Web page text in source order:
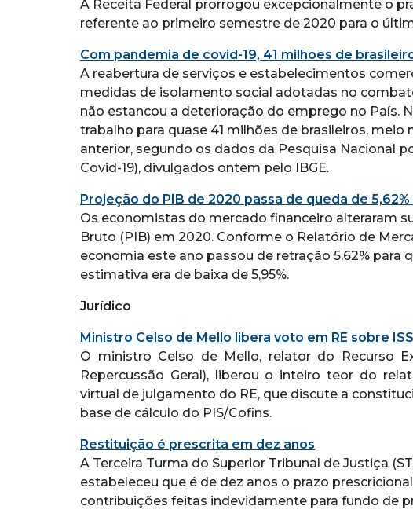
A Receita Federal prorrogou excepcionalmente o
referente ao primeiro semestre de 2020 para o
Com pandemia de covid-19, 41 milhões de
A reabertura de serviços e estabelecimentos
medidas de isolamento social adotadas no
não estancou a deterioração do emprego no País.
trabalho para quase 41 milhões de brasileiros, meio
anterior, segundo os dados da Pesquisa Nacional
Covid-19), divulgados ontem pelo IBGE.
Projeção do PIB de 2020 passa de queda de
Os economistas do mercado financeiro alteraram
Bruto (PIB) em 2020. Conforme o Relatório de
economia este ano passou de retração 5,62% para
estimativa era de baixa de 5,95%.
Jurídico
Ministro Celso de Mello libera voto em RE sobre
O ministro Celso de Mello, relator do Recurso
Repercussão Geral), liberou o inteiro teor do
virtual de julgamento do RE, que discute a
base de cálculo do PIS/Cofins.
Restituição é prescrita em dez anos
A Terceira Turma do Superior Tribunal de Justiça
estabeleceu que é de dez anos o prazo
contribuições feitas indevidamente para fundo de